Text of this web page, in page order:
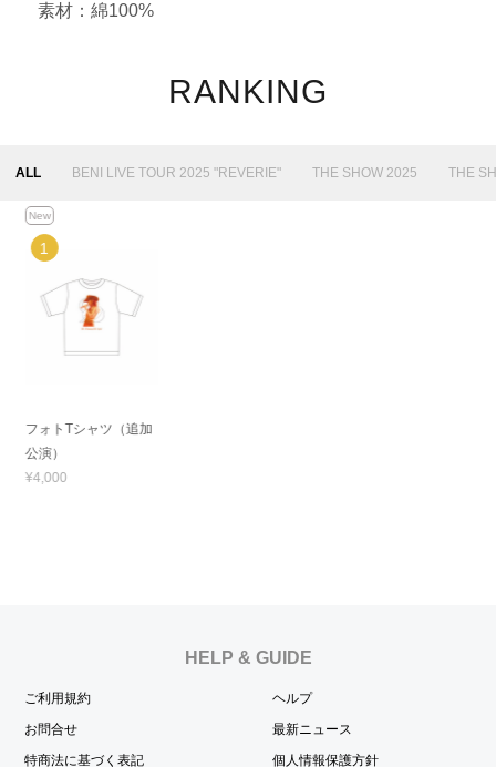
素材：綿100%
RANKING
ALL BENI LIVE TOUR 2025 "REVERIE" THE SHOW 2025 THE
New
フォトTシャツ（追加
公演）
¥4,000
HELP & GUIDE
ご利用規約
ヘルプ
お問合せ
最新ニュース
特商法に基づく表記
個人情報保護方針